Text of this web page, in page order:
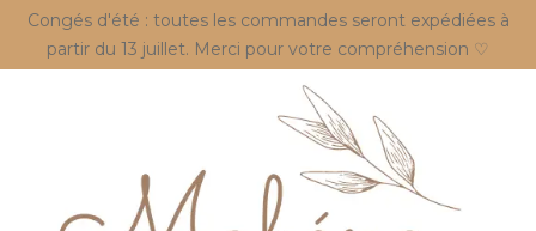
Congés d'été : toutes les commandes seront expédiées à
partir du 13 juillet. Merci pour votre compréhension ♡